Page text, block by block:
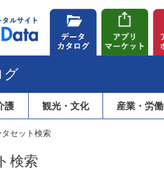
グ
護 観光・文化 産業・労働
タセット検索
検索